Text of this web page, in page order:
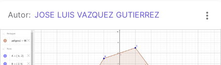
Autor: JOSE LUIS VAZQUEZ GUTIERREZ